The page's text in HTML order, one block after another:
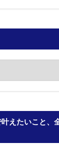
えたいこと、